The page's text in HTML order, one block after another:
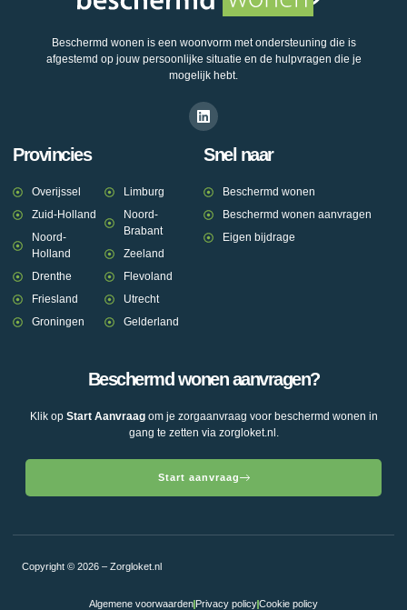
Beschermd wonen is een woonvorm met ondersteuning die is
afgestemd op jouw persoonlijke situatie en de hulpvragen die je
mogelijk hebt.
Provincies
Overijssel
Zuid-Holland
Noord-
Holland
Drenthe
Friesland
Groningen
Limburg
Noord-
Brabant
Zeeland
Flevoland
Utrecht
Gelderland
Snel naar
Beschermd wonen
Beschermd wonen aanvragen
Eigen bijdrage
Beschermd wonen aanvragen?
Klik op Start Aanvraagom je zorgaanvraag voor beschermd wonen in
gang te zetten via zorgloket.nl.
Start aanvraag
Copyright © 2026 – Zorgloket.nl
Algemene voorwaarden Privacy policyCookie policy